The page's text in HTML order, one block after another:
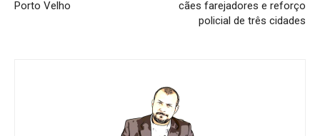
Porto Velho
cães farejadores e reforço
policial de três cidades